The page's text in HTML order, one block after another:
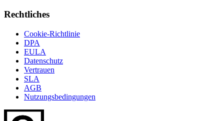
Rechtliches
Cookie-Richtlinie
DPA
EULA
Datenschutz
Vertrauen
SLA
AGB
Nutzungsbedingungen